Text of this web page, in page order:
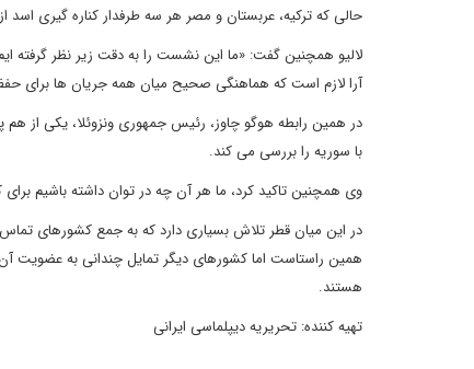
حالی که ترکیه، عربستان و مصر هر سه طرفدار کناره گیری اسد
لالیو همچنین گفت: «ما این نشست را به دقت زیر نظر گرفته
آرا لازم است که هماهنگی صحیح میان همه جریان ها برای
در همین رابطه هوگو چاوز، رئیس جمهوری ونزوئلا، یکی از هم
با سوریه را بررسی می کند.
وی همچنین تاکید کرد، ما هر آن چه در توان داشته باشیم
در این میان قطر تلاش بسیاری دارد که به جمع کشورهای
همین راستاست اما کشورهای دیگر تمایل چندانی به عضویت
هستند.
تهیه کننده: تحریریه دیپلماسی ایرانی